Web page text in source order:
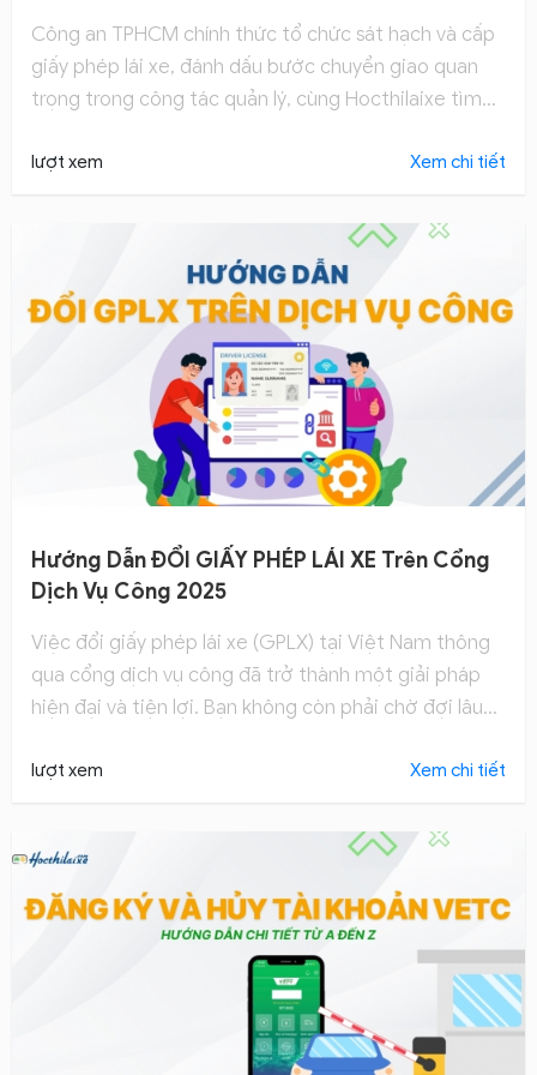
Công an TPHCM chính thức tổ chức sát hạch và cấp
giấy phép lái xe, đánh dấu bước chuyển giao quan
trọng trong công tác quản lý, cùng Hocthilaixe tìm
lượt xem Xem chi tiết
Hướng Dẫn ĐỔI GIẤY PHÉP LÁI XE Trên Cổng
Dịch Vụ Công 2025
Việc đổi giấy phép lái xe (GPLX) tại Việt Nam thông
qua cổng dịch vụ công đã trở thành một giải pháp
hiện đại và tiện lợi. Bạn không còn phải chờ đợi lâu
rườm rà như trước đây. Dưới đây Hocthilaixe sẽ là
thể tự tin thực hiện việc đổi GPLX một cách nhanh
chóng và an toàn.
lượt xem Xem chi tiết